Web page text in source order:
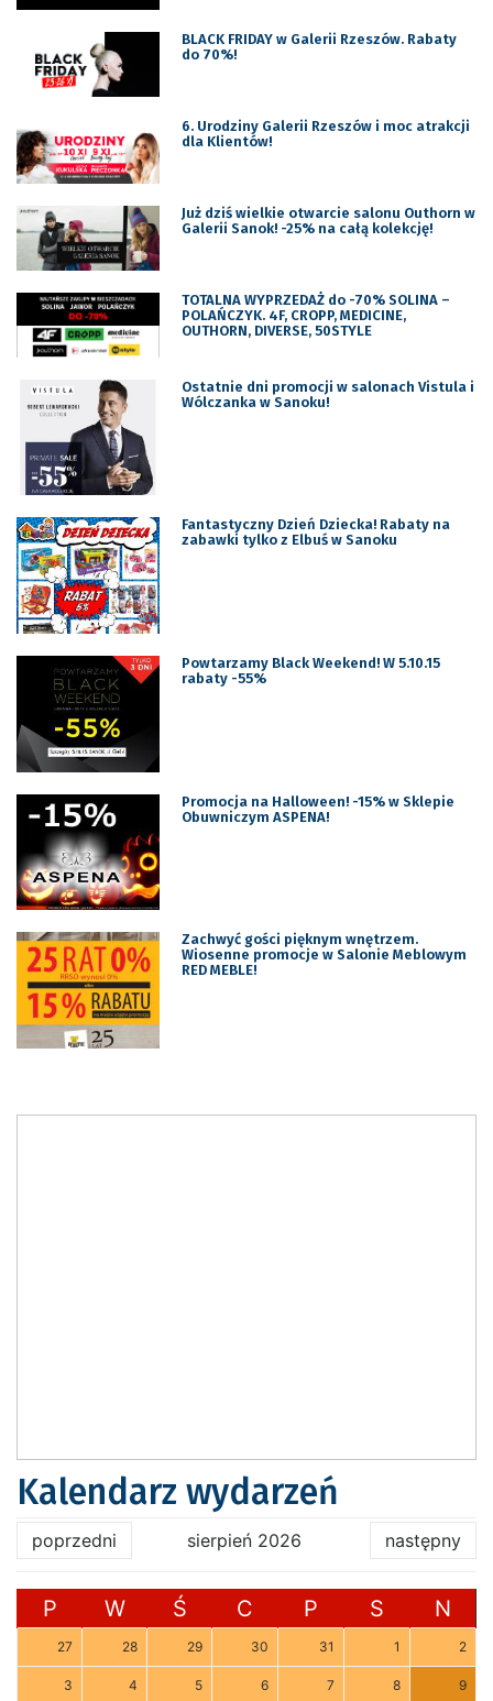
BLACK FRIDAY w Galerii Rzeszów. Rabaty
do 70%!
6. Urodziny Galerii Rzeszów i moc atrakcji
dla Klientów!
Już dziś wielkie otwarcie salonu Outhorn w
Galerii Sanok! -25% na całą kolekcję!
TOTALNA WYPRZEDAŻ do -70% SOLINA –
POLAŃCZYK. 4F, CROPP, MEDICINE,
OUTHORN, DIVERSE, 50STYLE
Ostatnie dni promocji w salonach Vistula i
Wólczanka w Sanoku!
Fantastyczny Dzień Dziecka! Rabaty na
zabawki tylko z Elbuś w Sanoku
Powtarzamy Black Weekend! W 5.10.15
rabaty -55%
Promocja na Halloween! -15% w Sklepie
Obuwniczym ASPENA!
Zachwyć gości pięknym wnętrzem.
Wiosenne promocje w Salonie Meblowym
RED MEBLE!
Kalendarz wydarzeń
poprzedni sierpień 2026 następny
P W Ś C P S N
27 28 29 30 31 1 2
3 4 5 6 7 8 9